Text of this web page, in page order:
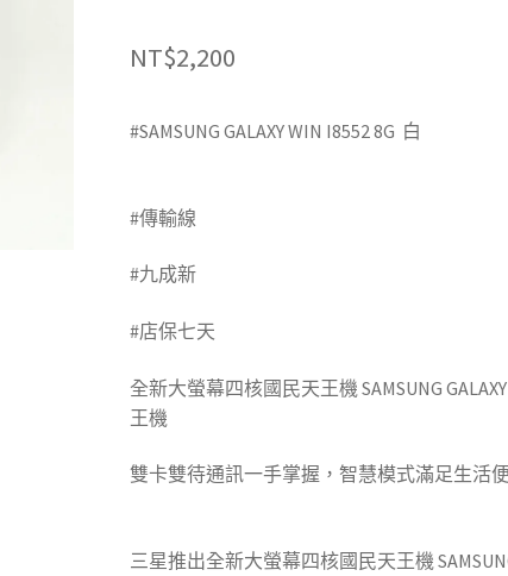
NT$2,200
#SAMSUNG GALAXY WIN I8552 8G 白
#傳輸線
#九成新(高雄高價收購手機)
#店保七天
全新大螢幕四核國民天王機 SAMSUNG
王機
雙卡雙待通訊一手掌握，智慧模式滿足生活
三星推出全新大螢幕四核國民天王機